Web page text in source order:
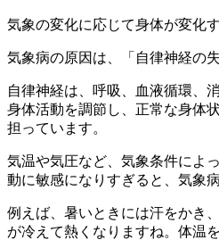
気象の変化に応じて身体が変化
気象病の原因は、「自律神経の
自律神経は、呼吸、血液循環、
身体活動を調節し、正常な身体
担っています。
気温や気圧など、気象条件によ
動に敏感になりすぎると、気象
例えば、暑いときには汗をかき
が冷えて熱くなりますね。体温